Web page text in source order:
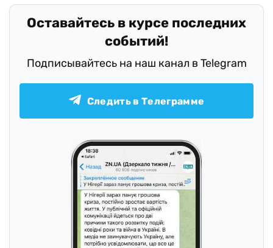
Оставайтесь в курсе последних
событий!
Подписывайтесь на наш канал в Telegram
Следить в Телеграмме